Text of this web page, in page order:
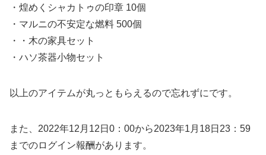
・煌めくシャカトゥの印章 10個
・マルニの不安定な燃料 500個
・・木の家具セット
・ハソ茶器小物セット
以上のアイテムが丸っともらえるので忘れずにです。
また、2022年12月12日0：00から2023年1月18日23：59
までのログイン報酬があります。